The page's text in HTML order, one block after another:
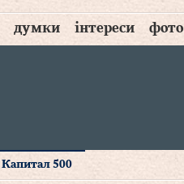
думки інтереси фото
Капитал 500